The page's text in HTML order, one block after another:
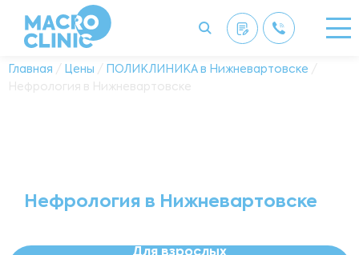
Главная / Цены / ПОЛИКЛИНИКА в Нижневартовске /
Нефрология в Нижневартовске
Нефрология в Нижневартовске